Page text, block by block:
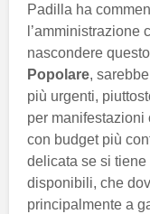
Padilla ha
nascondere
Popolare,
più urgenti,
per manifestazioni
con budget più
delicata se si
disponibili, che
principalmente a